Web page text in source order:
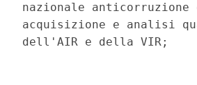
nazionale
acquisizione e analisi
dell'AIR e della VIR;